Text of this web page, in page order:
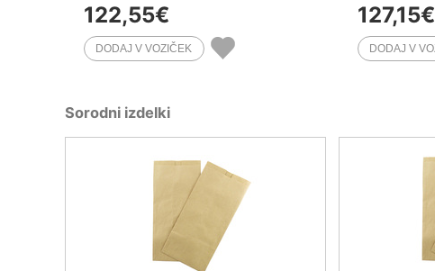
122,55€ 127,15€
Sorodni izdelki